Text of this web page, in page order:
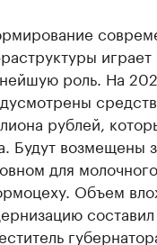
роль. На
рублей,
Будут возмещены
для
Объем